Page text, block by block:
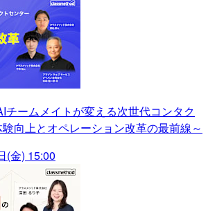
チームメイトが変える次世代コンタク
向上とオペレーション改革の最前線～
(金) 15:00